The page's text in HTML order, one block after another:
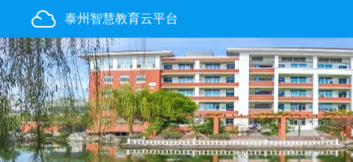
泰州智慧教育云平台